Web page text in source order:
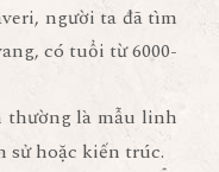
người ta đã tìm
có tuổi từ 6000-
là mẫu linh
sử hoặc kiến trúc.